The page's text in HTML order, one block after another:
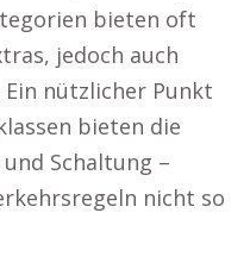
bieten oft
jedoch auch
nützlicher Punkt
bieten die
Schaltung –
nicht so